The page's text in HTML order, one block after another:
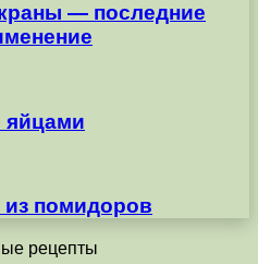
— последние
яйцами
из помидоров
рецепты